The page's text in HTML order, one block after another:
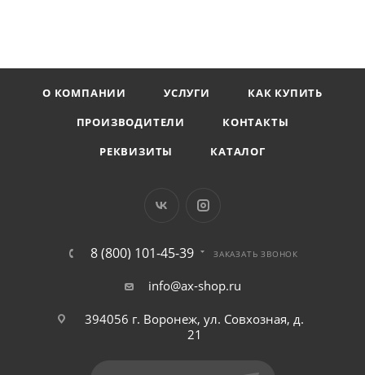
О КОМПАНИИ УСЛУГИ
КАК КУПИТЬ
ПРОИЗВОДИТЕЛИ
КОНТАКТЫ
РЕКВИЗИТЫ
КАТАЛОГ
8 (800) 101-45-39 ЗАКАЗАТЬ ЗВОНОК
info@ax-shop.ru
394056 г. Воронеж, ул. Совхозная, д.
21